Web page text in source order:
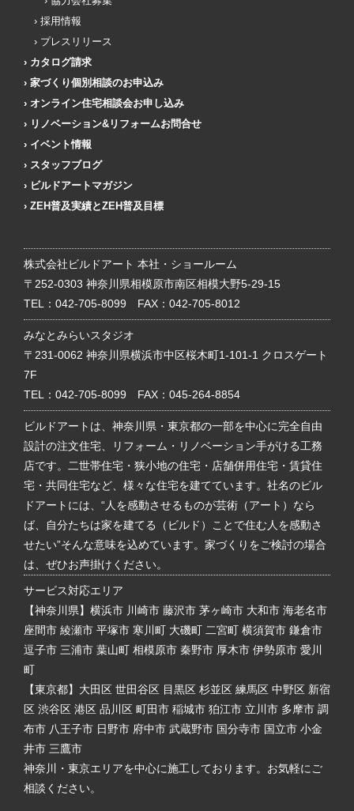
採用情報
プレスリリース
カタログ請求
家づくり個別相談のお申込み
オンライン住宅相談会お申し込み
リノベーション&リフォームお問合せ
イベント情報
スタッフブログ
ビルドアートマガジン
ZEH普及実績とZEH普及目標
株式会社ビルドアート 本社・ショールーム
〒252-0303 神奈川県相模原市南区相模大野5-29-15
TEL： 042-705-8099 FAX：042-705-8012
みなとみらいスタジオ
〒231-0062 神奈川県横浜市中区桜木町1-101-1 クロスゲート
7F
TEL： 042-705-8099 FAX：045-264-8854
ビルドアートは、神奈川県・東京都の一部を中心に完全自由
設計の注文住宅、リフォーム・リノベーション手がける工務
店です。二世帯住宅・狭小地の住宅・店舗併用住宅・賃貸住
宅・共同住宅など、様々な住宅を建てています。社名のビル
ドアートには、“人を感動させるものが芸術（アート）なら
ば、自分たちは家を建てる（ビルド）ことで住む人を感動さ
せたい”そんな意味を込めています。家づくりをご検討の場合
は、ぜひお声掛けください。
サービス対応エリア
【神奈川県】横浜市 川崎市 藤沢市 茅ヶ崎市 大和市 海老名市
座間市 綾瀬市 平塚市 寒川町 大磯町 二宮町 横須賀市 鎌倉市
逗子市 三浦市 葉山町 相模原市 秦野市 厚木市 伊勢原市 愛川
町
【東京都】大田区 世田谷区 目黒区 杉並区 練馬区 中野区 新宿
区 渋谷区 港区 品川区 町田市 稲城市 狛江市 立川市 多摩市 調
布市 八王子市 日野市 府中市 武蔵野市 国分寺市 国立市 小金
井市 三鷹市
神奈川・東京エリアを中心に施工しております。お気軽にご
相談ください。